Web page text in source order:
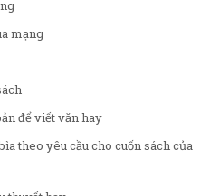
mạng
để viết văn hay
theo yêu cầu cho cuốn sách của